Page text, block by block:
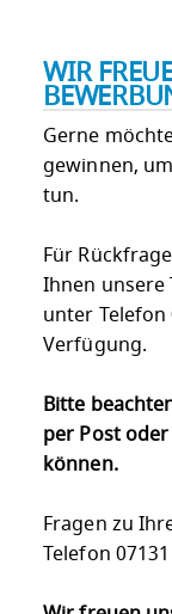
WIR
Gerne
gewinnen,
tun.
Für
Ihnen unsere
unter Telefon
Verfügung.
Bitte
per Post
können.
Fragen zu
Telefon